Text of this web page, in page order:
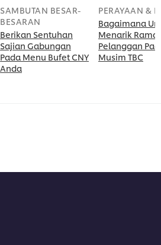
SAMBUTAN BESAR-
BESARAN
Berikan Sentuhan
Sajian Gabungan
Pada Menu Bufet CNY
Anda
PERAYAAN &
Bagaimana
Menarik Ramai
Pelanggan
Musim TBC